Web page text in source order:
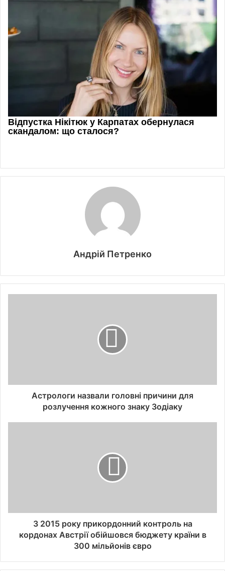
Андрій Петренко
Астрологи назвали головні причини для
розлучення кожного знаку Зодіаку
З 2015 року прикордонний контроль на
кордонах Австрії обійшовся бюджету країни в
300 мільйонів євро